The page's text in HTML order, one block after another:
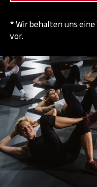
* Wir behalten uns
vor.